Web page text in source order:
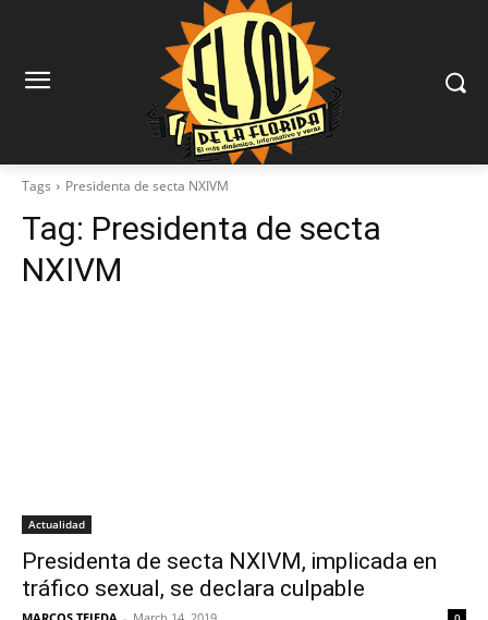
Tags Presidenta de secta NXIVM
Tag: Presidenta de secta
NXIVM
Actualidad
Presidenta de secta NXIVM, implicada en
tráfico sexual, se declara culpable